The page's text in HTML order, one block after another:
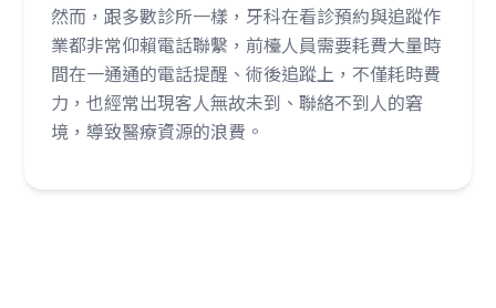
然而，跟多數診所一樣，牙科在看診預約與追蹤作
業都非常仰賴電話聯繫，前檯人員需要耗費大量時
間在一通通的電話提醒、術後追蹤上，不僅耗時費
力，也經常出現客人無故未到、聯絡不到人的窘
境，導致醫療資源的浪費。